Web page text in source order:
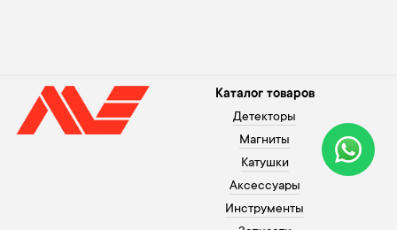
Каталог товаров
Детекторы
Магниты
Катушки
Аксессуары
Инструменты